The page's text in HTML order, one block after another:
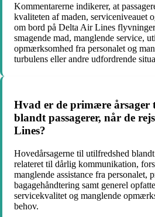
Kommentarerne indikerer, at
kvaliteten af maden, serviceniveauet
om bord på Delta Air Lines
smagende mad, manglende service,
opmærksomhed fra personalet og
turbulens eller andre udfordrende
Hvad er de primære årsager
blandt passagerer, når de
Lines?
Hovedårsagerne til utilfredshed
relateret til dårlig kommunikation,
manglende assistance fra personalet,
bagagehåndtering samt generel
servicekvalitet og manglende
behov.